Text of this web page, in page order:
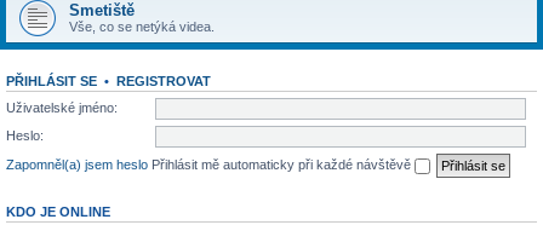
Smetiště
Vše, co se netýká videa.
PŘIHLÁSIT SE • REGISTROVAT
Uživatelské jméno:
Heslo:
Zapomněl(a) jsem heslo Přihlásit mě automaticky při každé návštěvě
KDO JE ONLINE